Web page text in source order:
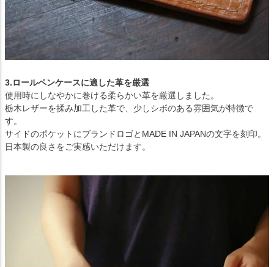
3.ロールペンケースに適した革を厳選
使用時にしなやかに巻ける柔らかい革を厳選しました。
栃木レザーを揉み加工した革で、少しシボのある雰囲気が特徴で
す。
サイドのポケットにブランドロゴとMADE IN JAPANの文字を刻印。
日本製の良さをご実感いただけます。